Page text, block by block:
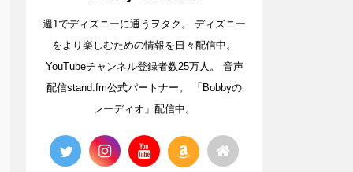
週1でディズニーに通うヲタク。 ディズニー
をより楽しむための情報を日々配信中。
YouTubeチャンネル登録者数25万人。 音声
配信stand.fm公式パートナー。 「Bobbyの
レーディオ」配信中。